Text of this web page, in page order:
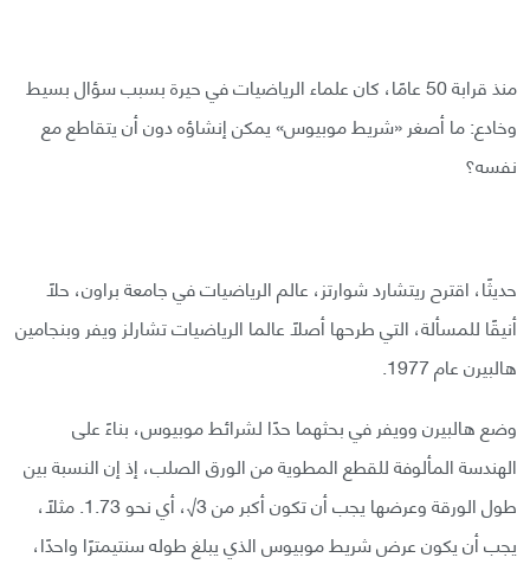
منذ قرابة 50 عامًا، كان علماء الرياضيات في حيرة بسبب سؤال بسيط
وخادع: ما أصغر «شريط موبيوس» يمكن إنشاؤه دون أن يتقاطع مع
نفسه؟
حديثًا، اقترح ريتشارد شوارتز، عالم الرياضيات في جامعة براون، حلًا
أنيقًا للمسألة، التي طرحها أصلًا عالما الرياضيات تشارلز ويفر وبنجامين
هالبيرن عام 1977.
وضع هالبيرن وويفر في بحثهما حدًا لشرائط موبيوس، بناءً على
الهندسة المألوفة للقطع المطوية من الورق الصلب، إذ إن النسبة بين
طول الورقة وعرضها يجب أن تكون أكبر من 3√، أي نحو 1.73. مثلًا،
يجب أن يكون عرض شريط موبيوس الذي يبلغ طوله سنتيمترًا واحدًا،